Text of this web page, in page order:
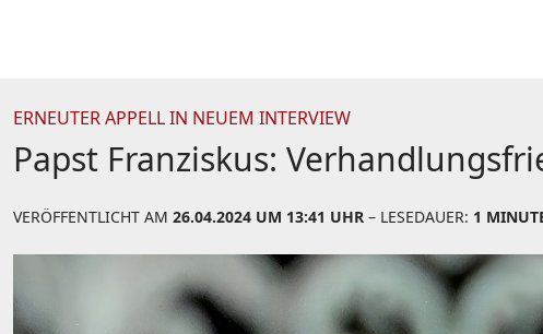
ERNEUTER APPELL IN NEUEM INTERVIEW
Papst Franziskus:
VERÖFFENTLICHT AM 26.04.2024 UM 13:41 UHR – LESEDAUER: 1